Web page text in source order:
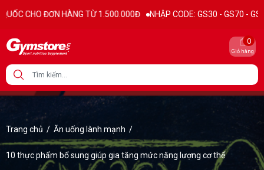
TỪ 1.500.000Đ NHẬP CODE: GS30 - GS70 - GS100 giảm trực tiếp
Giỏ hàng
0
Trang chủ / Ăn uống lành mạnh /
10 thực phẩm bổ sung giúp gia tăng mức năng lượng cơ thể